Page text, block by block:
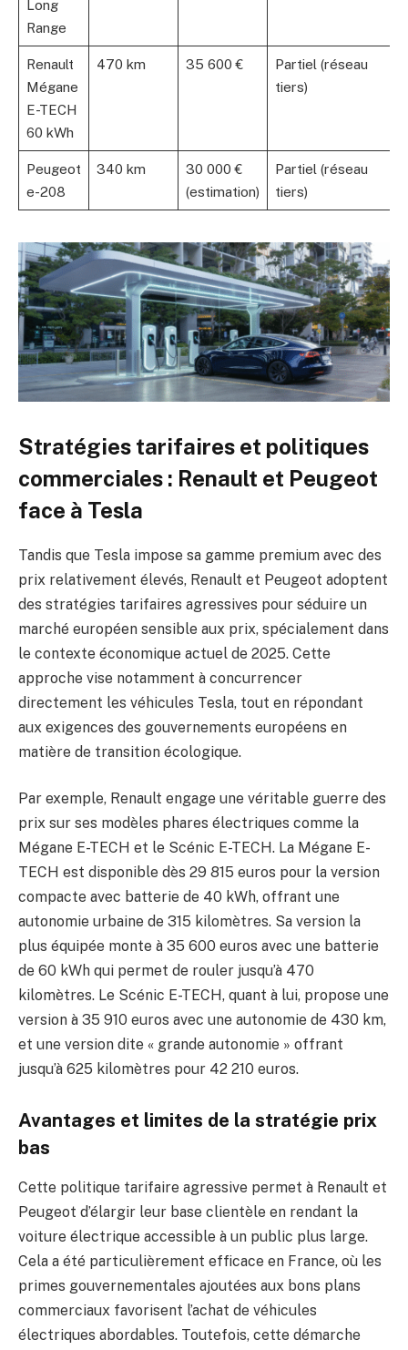
Long
Range
Renault
Mégane
E-TECH
60 kWh
470 km 35 600 €
Partiel (réseau
tiers)
Peugeot
e-208
340 km
30 000 €
(estimation)
Partiel (réseau
tiers)
Stratégies tarifaires et politiques
commerciales : Renault et Peugeot
face à Tesla
Tandis que Tesla impose sa gamme premium avec des
prix relativement élevés, Renault et Peugeot adoptent
des stratégies tarifaires agressives pour séduire un
marché européen sensible aux prix, spécialement dans
le contexte économique actuel de 2025. Cette
approche vise notamment à concurrencer
directement les véhicules Tesla, tout en répondant
aux exigences des gouvernements européens en
matière de transition écologique.
Par exemple, Renault engage une véritable guerre des
prix sur ses modèles phares électriques comme la
Mégane E-TECH et le Scénic E-TECH. La Mégane E-
TECH est disponible dès 29 815 euros pour la version
compacte avec batterie de 40 kWh, offrant une
autonomie urbaine de 315 kilomètres. Sa version la
plus équipée monte à 35 600 euros avec une batterie
de 60 kWh qui permet de rouler jusqu’à 470
kilomètres. Le Scénic E-TECH, quant à lui, propose une
version à 35 910 euros avec une autonomie de 430 km,
et une version dite « grande autonomie » offrant
jusqu’à 625 kilomètres pour 42 210 euros.
Avantages et limites de la stratégie prix
bas
Cette politique tarifaire agressive permet à Renault et
Peugeot d’élargir leur base clientèle en rendant la
voiture électrique accessible à un public plus large.
Cela a été particulièrement efficace en France, où les
primes gouvernementales ajoutées aux bons plans
commerciaux favorisent l’achat de véhicules
électriques abordables. Toutefois, cette démarche